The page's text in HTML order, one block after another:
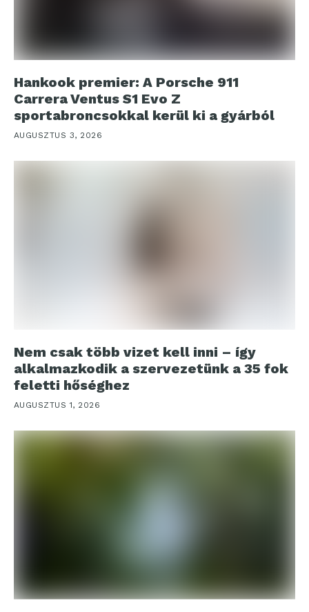
Hankook premier: A Porsche 911
Carrera Ventus S1 Evo Z
sportabroncsokkal kerül ki a gyárból
AUGUSZTUS 3, 2026
Nem csak több vizet kell inni – így
alkalmazkodik a szervezetünk a 35 fok
feletti hőséghez
AUGUSZTUS 1, 2026